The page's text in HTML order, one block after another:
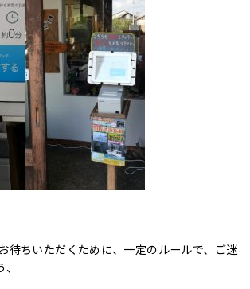
待ちいただくために、一定のルールで、ご迷